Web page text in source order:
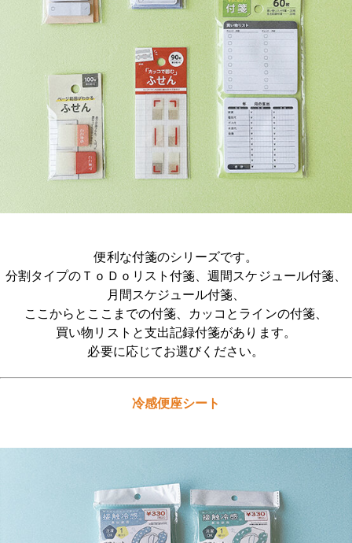
便利な付箋のシリーズです。
分割タイプのＴｏＤｏリスト付箋、週間スケジュール付箋、
月間スケジュール付箋、
ここからとここまでの付箋、カッコとラインの付箋、
買い物リストと支出記録付箋があります。
必要に応じてお選びください。
冷感便座シート